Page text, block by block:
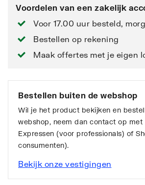
Voordelen van een zakelijk
Voor 17.00 uur besteld,
Bestellen op rekening
Maak offertes met je eigen
Bestellen buiten de webshop
Wil je het product bekijken en
webshop, neem dan contact op met
Expressen (voor professionals) of
consumenten).
Bekijk onze vestigingen